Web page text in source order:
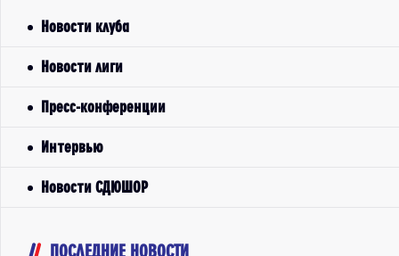
Новости клуба
Новости лиги
Пресс-конференции
Интервью
Новости СДЮШОР
ПОСЛЕДНИЕ НОВОСТИ